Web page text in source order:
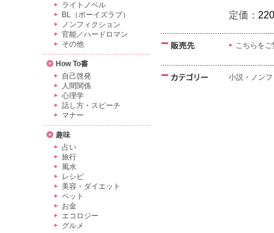
定価：
こちらを
小説・ノン
ライトノベル
BL（ボーイズラブ）
ノンフィクション
官能／ハードロマン
その他
How To書
自己啓発
人間関係
心理学
話し方・スピーチ
マナー
趣味
占い
旅行
風水
レシピ
美容・ダイエット
ペット
お金
エコロジー
グルメ